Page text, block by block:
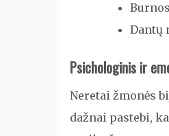
Dantų
Psichologinis ir
Neretai žmonės
dažnai pastebi,